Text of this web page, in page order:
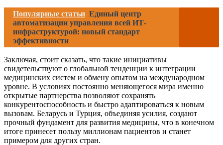
Популярные статьи Единый центр
автоматизации управления всей ИТ-
инфраструктурой: новый стандарт
эффективности
Заключая, стоит сказать, что такие инициативы
свидетельствуют о глобальной тенденции к интеграции
медицинских систем и обмену опытом на международном
уровне. В условиях постоянно меняющегося мира именно
открытые партнерства позволяют сохранять
конкурентоспособность и быстро адаптироваться к новым
вызовам. Беларусь и Турция, объединяя усилия, создают
прочный фундамент для развития медицины, что в конечном
итоге принесет пользу миллионам пациентов и станет
примером для других стран.